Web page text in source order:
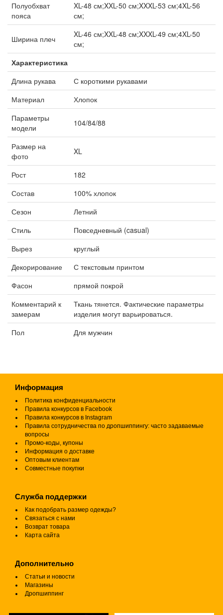
Полуобхват
пояса
XL-48 см;XXL-50 см;XXXL-53 см;4XL-56
см;
Ширина плеч
XL-46 см;XXL-48 см;XXXL-49 см;4XL-50
см;
Характеристика
Длина рукава
С короткими рукавами
Материал
Хлопок
Параметры
модели
104/84/88
Размер на
фото
XL
Рост
182
Состав
100% хлопок
Сезон
Летний
Стиль
Повседневный (casual)
Вырез
круглый
Декорирование
С текстовым принтом
Фасон
прямой покрой
Комментарий к
замерам
Ткань тянется. Фактические параметры
изделия могут варьироваться.
Пол
Для мужчин
Информация
Политика конфиденциальности
Правила конкурсов в Facebook
Правила конкурсов в Instagram
Правила сотрудничества по дропшиппингу: часто задаваемые
вопросы
Промо-коды, купоны
Информация о доставке
Оптовым клиентам
Совместные покупки
Служба поддержки
Как подобрать размер одежды?
Связаться с нами
Возврат товара
Карта сайта
Дополнительно
Статьи и новости
Магазины
Дропшиппинг